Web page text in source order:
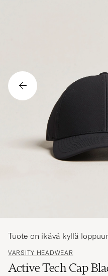
VARSITY HEADWEAR
Active Tech Cap
Tuote on ikävä kyllä